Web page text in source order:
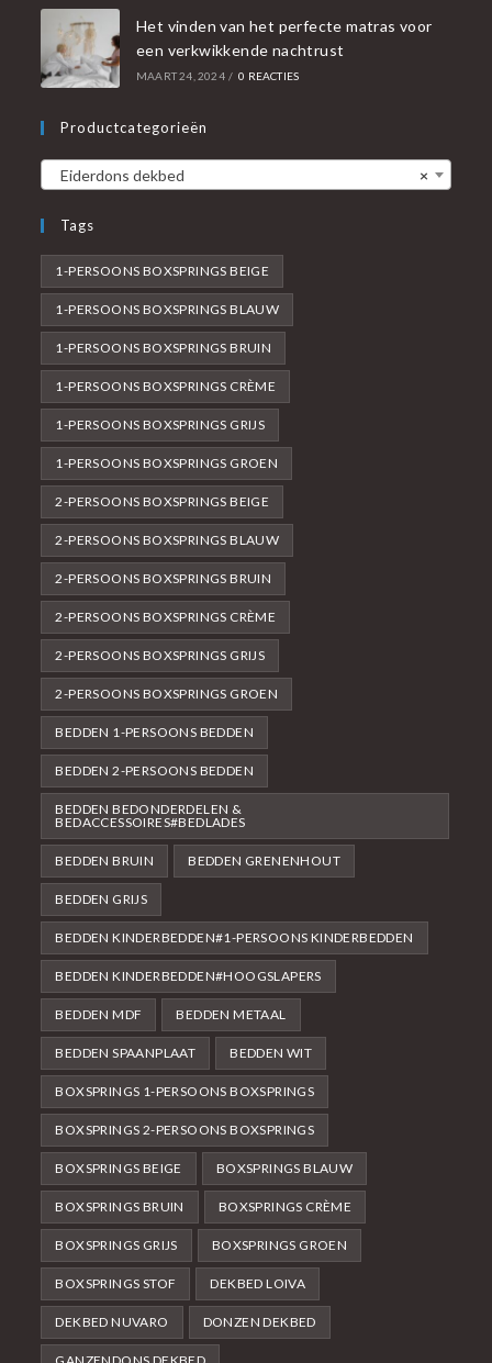
Het vinden van het perfecte matras voor
een verkwikkende nachtrust
MAART 24, 2024 / 0 REACTIES
Productcategorieën
×
Eiderdons dekbed
Tags
1-PERSOONS BOXSPRINGS BEIGE
1-PERSOONS BOXSPRINGS BLAUW
1-PERSOONS BOXSPRINGS BRUIN
1-PERSOONS BOXSPRINGS CRÈME
1-PERSOONS BOXSPRINGS GRIJS
1-PERSOONS BOXSPRINGS GROEN
2-PERSOONS BOXSPRINGS BEIGE
2-PERSOONS BOXSPRINGS BLAUW
2-PERSOONS BOXSPRINGS BRUIN
2-PERSOONS BOXSPRINGS CRÈME
2-PERSOONS BOXSPRINGS GRIJS
2-PERSOONS BOXSPRINGS GROEN
BEDDEN 1-PERSOONS BEDDEN
BEDDEN 2-PERSOONS BEDDEN
BEDDEN BEDONDERDELEN &
BEDACCESSOIRES#BEDLADES
BEDDEN BRUIN BEDDEN GRENENHOUT
BEDDEN GRIJS
BEDDEN KINDERBEDDEN#1-PERSOONS KINDERBEDDEN
BEDDEN KINDERBEDDEN#HOOGSLAPERS
BEDDEN MDF BEDDEN METAAL
BEDDEN SPAANPLAAT BEDDEN WIT
BOXSPRINGS 1-PERSOONS BOXSPRINGS
BOXSPRINGS 2-PERSOONS BOXSPRINGS
BOXSPRINGS BEIGE BOXSPRINGS BLAUW
BOXSPRINGS BRUIN BOXSPRINGS CRÈME
BOXSPRINGS GRIJS BOXSPRINGS GROEN
BOXSPRINGS STOF DEKBED LOIVA
DEKBED NUVARO DONZEN DEKBED